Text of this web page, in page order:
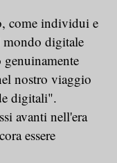
come individui e
mondo digitale
nostro viaggio
digitali".
avanti nell'era
essere